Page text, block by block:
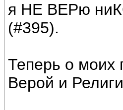
я НЕ ВЕРю
(#395).
Теперь о
Верой и